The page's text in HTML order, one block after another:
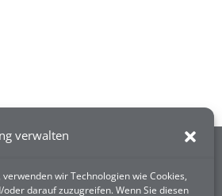
verwalten
wir Technologien wie Cookies,
darauf zuzugreifen. Wenn Sie diesen
info@gutgedeckt.de